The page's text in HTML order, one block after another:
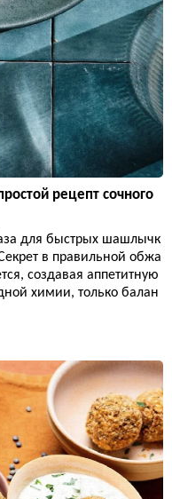
рецепт сочного
для быстрых шашлычк
в правильной обжа
создавая аппетитную
химии, только балан